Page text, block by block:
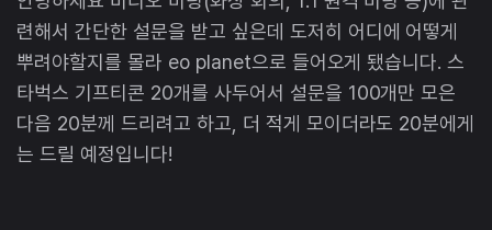
련해서 간단한 설문을 받고 싶은데 도저히 어디에 어떻게
뿌려야할지를 몰라 eo planet으로 들어오게 됐습니다. 스
타벅스 기프티콘 20개를 사두어서 설문을 100개만 모은
다음 20분께 드리려고 하고, 더 적게 모이더라도 20분에게
는 드릴 예정입니다!